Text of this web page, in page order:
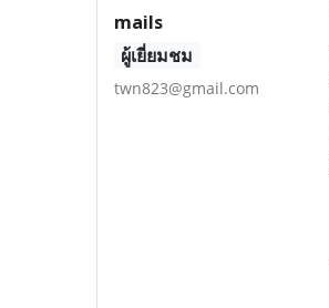
mails
ผู้เยี่ยมชม
twn823@gmail.com